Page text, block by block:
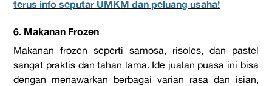
terus info seputar UMKM dan peluang usaha!
6. Makanan Frozen
Makanan frozen seperti samosa, risoles, dan pastel
sangat praktis dan tahan lama. Ide jualan puasa ini bisa
dengan menawarkan berbagai varian rasa dan isian,